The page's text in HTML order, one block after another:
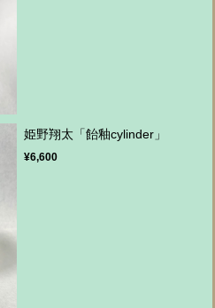
姫野翔太「飴釉cylinder」
¥6,600